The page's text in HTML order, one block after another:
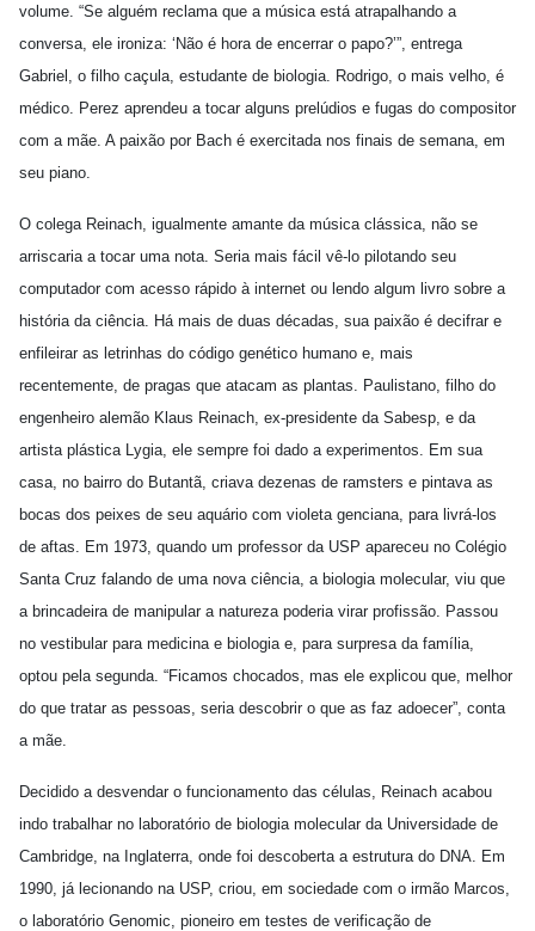
volume. “Se alguém reclama que a música está atrapalhando a
conversa, ele ironiza: ‘Não é hora de encerrar o papo?’”, entrega
Gabriel, o filho caçula, estudante de biologia. Rodrigo, o mais velho, é
médico. Perez aprendeu a tocar alguns prelúdios e fugas do compositor
com a mãe. A paixão por Bach é exercitada nos finais de semana, em
seu piano.
O colega Reinach, igualmente amante da música clássica, não se
arriscaria a tocar uma nota. Seria mais fácil vê-lo pilotando seu
computador com acesso rápido à internet ou lendo algum livro sobre a
história da ciência. Há mais de duas décadas, sua paixão é decifrar e
enfileirar as letrinhas do código genético humano e, mais
recentemente, de pragas que atacam as plantas. Paulistano, filho do
engenheiro alemão Klaus Reinach, ex-presidente da Sabesp, e da
artista plástica Lygia, ele sempre foi dado a experimentos. Em sua
casa, no bairro do Butantã, criava dezenas de ramsters e pintava as
bocas dos peixes de seu aquário com violeta genciana, para livrá-los
de aftas. Em 1973, quando um professor da USP apareceu no Colégio
Santa Cruz falando de uma nova ciência, a biologia molecular, viu que
a brincadeira de manipular a natureza poderia virar profissão. Passou
no vestibular para medicina e biologia e, para surpresa da família,
optou pela segunda. “Ficamos chocados, mas ele explicou que, melhor
do que tratar as pessoas, seria descobrir o que as faz adoecer”, conta
a mãe.
Decidido a desvendar o funcionamento das células, Reinach acabou
indo trabalhar no laboratório de biologia molecular da Universidade de
Cambridge, na Inglaterra, onde foi descoberta a estrutura do DNA. Em
1990, já lecionando na USP, criou, em sociedade com o irmão Marcos,
o laboratório Genomic, pioneiro em testes de verificação de